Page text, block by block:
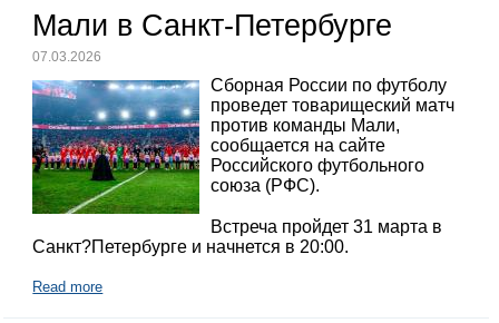
Мали в Санкт-Петербурге
07.03.2026
Сборная России по футболу
проведет товарищеский матч
против команды Мали,
сообщается на сайте
Российского футбольного
союза (РФС).
Встреча пройдет 31 марта в
Санкт?Петербурге и начнется в 20:00.
Read more